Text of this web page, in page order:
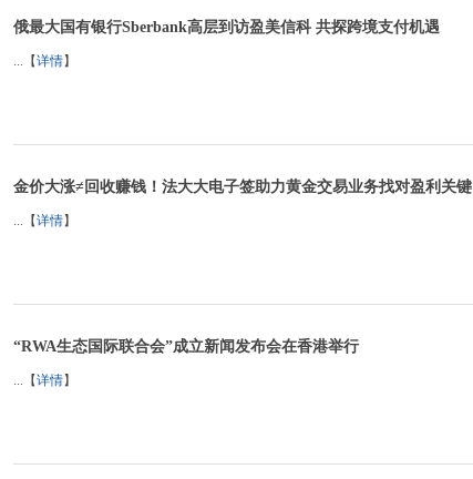
俄最大国有银行Sberbank高层到访盈美信科 共探跨境支付机遇
...【详情】
金价大涨≠回收赚钱！法大大电子签助力黄金交易业务找对盈利关键
...【详情】
“RWA生态国际联合会”成立新闻发布会在香港举行
...【详情】